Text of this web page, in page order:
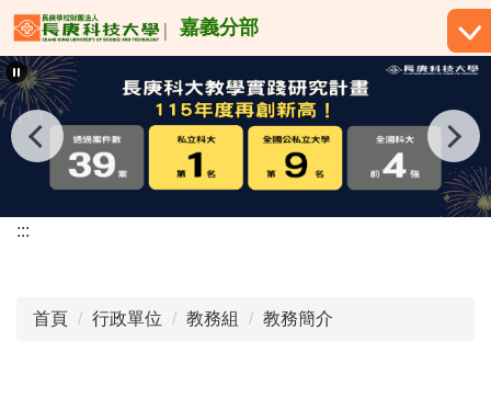
跳
到
主
要
內
容
嘉義分部
:::
首頁 行政單位 教務組 教務簡介